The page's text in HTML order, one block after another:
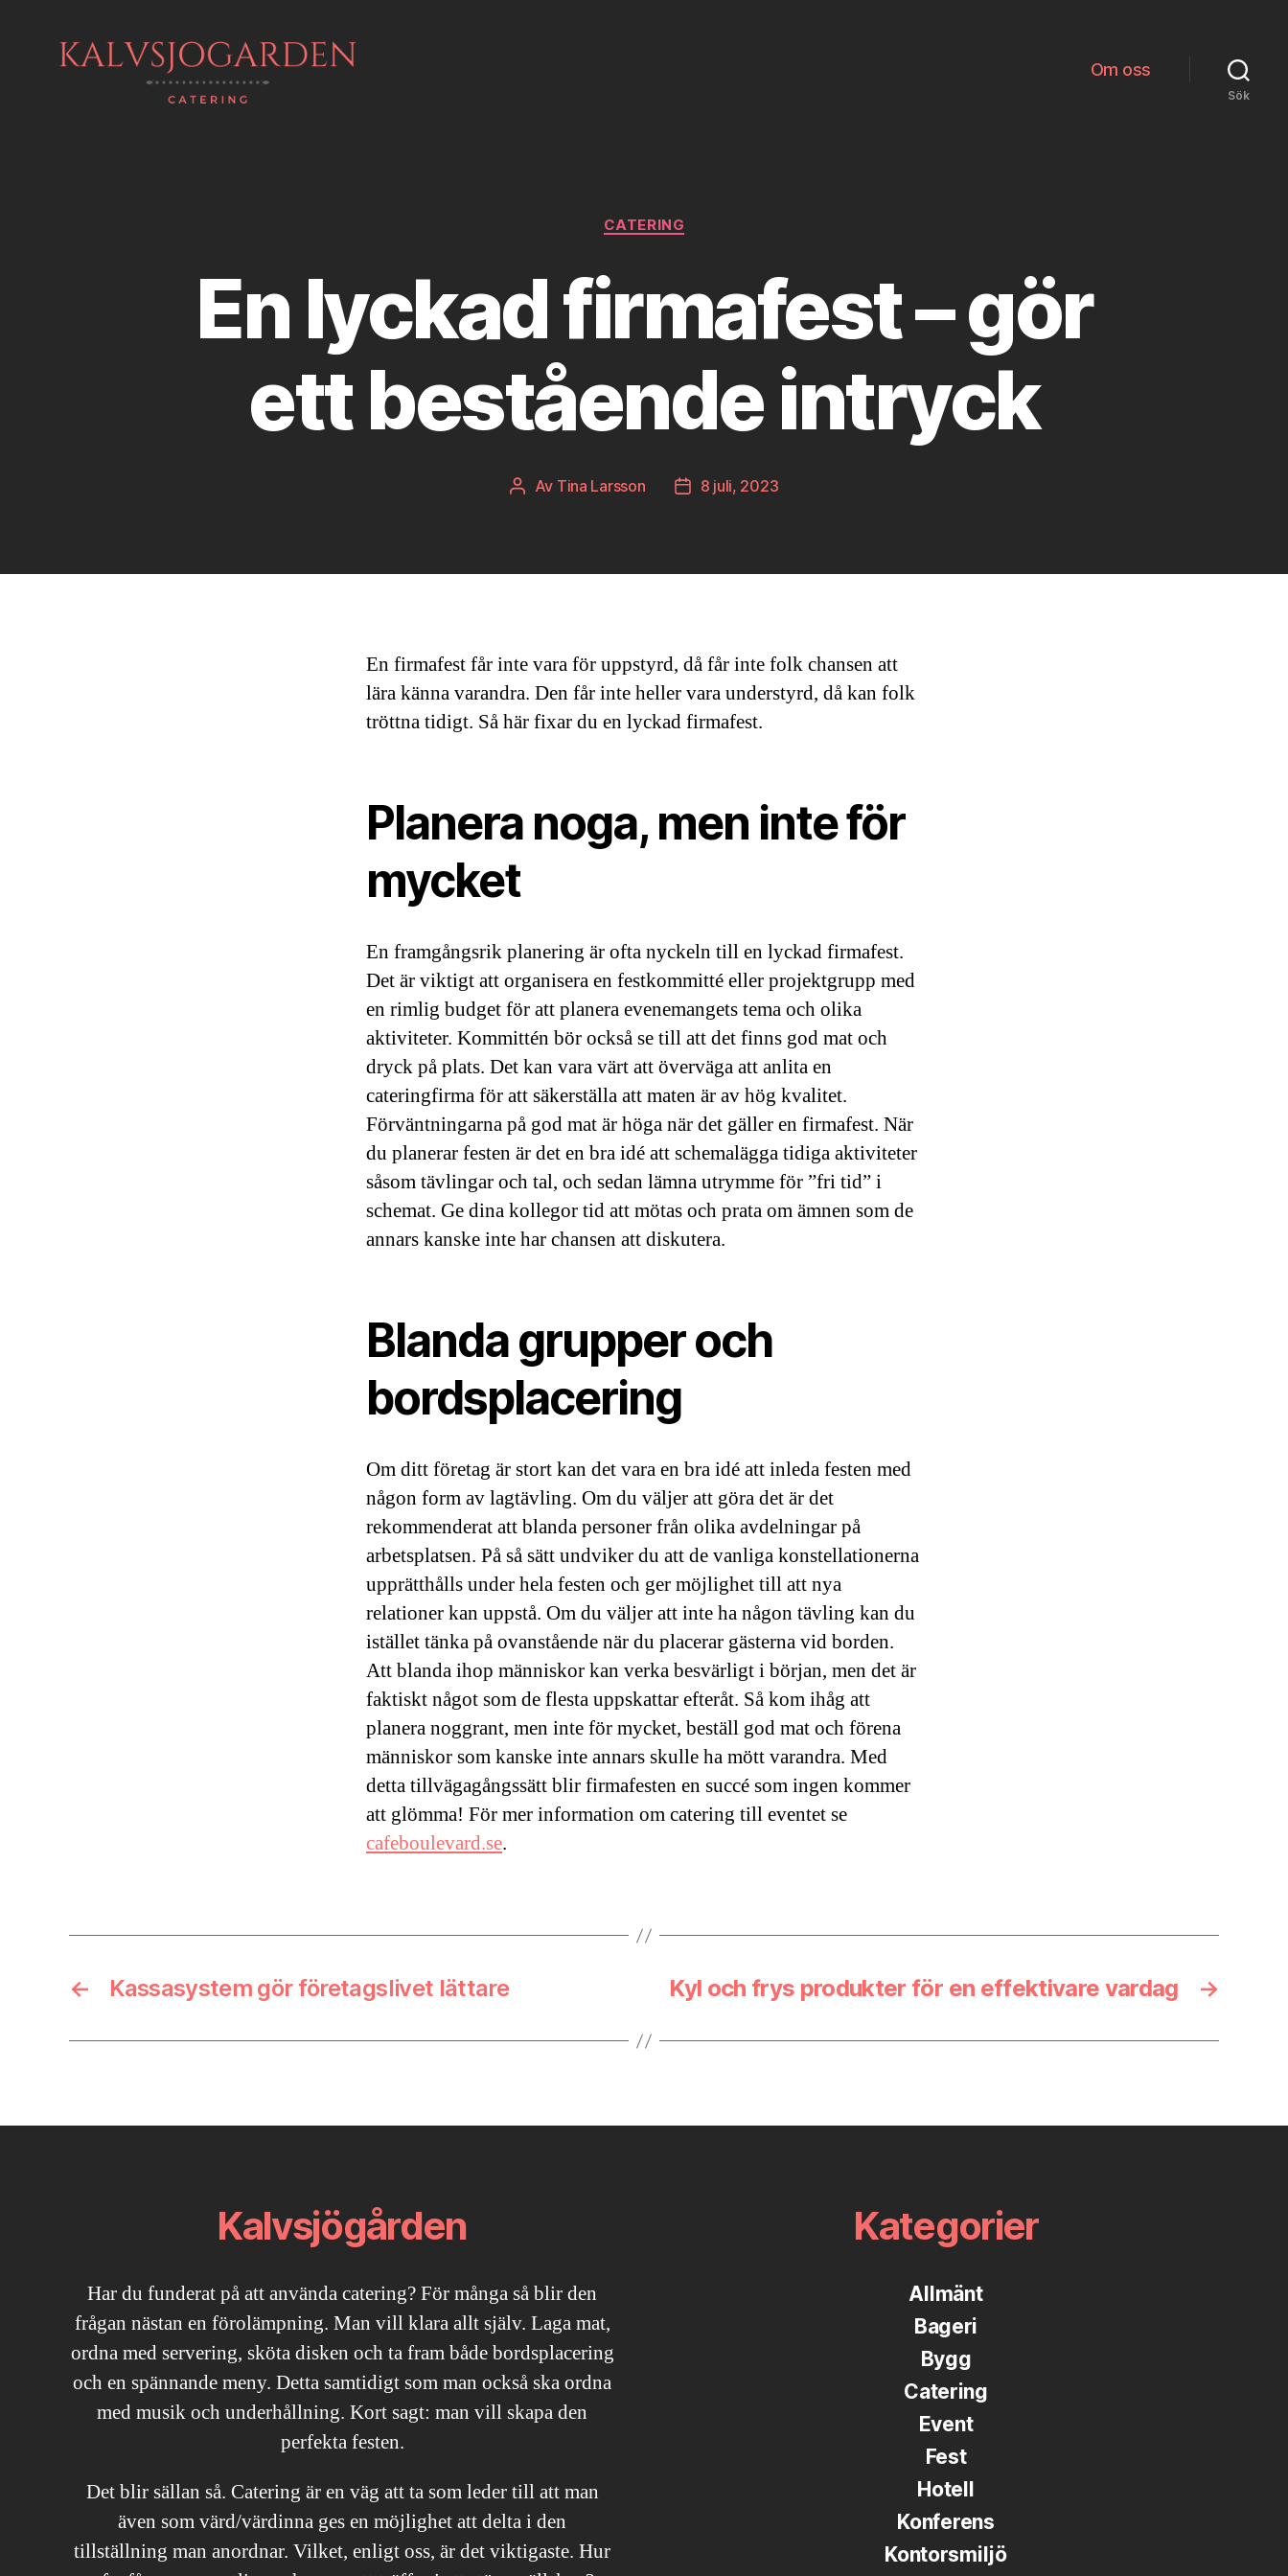
Om oss
Sök
Kategorier
CATERING
En lyckad firmafest – gör
ett bestående intryck
Inläggsförfattare
Av Tina Larsson Inläggsdatum
8 juli, 2023
En firmafest får inte vara för uppstyrd, då får inte folk chansen att
lära känna varandra. Den får inte heller vara understyrd, då kan folk
tröttna tidigt. Så här fixar du en lyckad firmafest.
Planera noga, men inte för
mycket
En framgångsrik planering är ofta nyckeln till en lyckad firmafest.
Det är viktigt att organisera en festkommitté eller projektgrupp med
en rimlig budget för att planera evenemangets tema och olika
aktiviteter. Kommittén bör också se till att det finns god mat och
dryck på plats. Det kan vara värt att överväga att anlita en
cateringfirma för att säkerställa att maten är av hög kvalitet.
Förväntningarna på god mat är höga när det gäller en firmafest. När
du planerar festen är det en bra idé att schemalägga tidiga aktiviteter
såsom tävlingar och tal, och sedan lämna utrymme för ”fri tid” i
schemat. Ge dina kollegor tid att mötas och prata om ämnen som de
annars kanske inte har chansen att diskutera.
Blanda grupper och
bordsplacering
Om ditt företag är stort kan det vara en bra idé att inleda festen med
någon form av lagtävling. Om du väljer att göra det är det
rekommenderat att blanda personer från olika avdelningar på
arbetsplatsen. På så sätt undviker du att de vanliga konstellationerna
upprätthålls under hela festen och ger möjlighet till att nya
relationer kan uppstå. Om du väljer att inte ha någon tävling kan du
istället tänka på ovanstående när du placerar gästerna vid borden.
Att blanda ihop människor kan verka besvärligt i början, men det är
faktiskt något som de flesta uppskattar efteråt. Så kom ihåg att
planera noggrant, men inte för mycket, beställ god mat och förena
människor som kanske inte annars skulle ha mött varandra. Med
detta tillvägagångssätt blir firmafesten en succé som ingen kommer
att glömma! För mer information om catering till eventet se
cafeboulevard.se.
← Kassasystem gör företagslivet lättare →
Kyl och frys produkter för en effektivare vardag
Kalvsjögården
Har du funderat på att använda catering? För många så blir den
frågan nästan en förolämpning. Man vill klara allt själv. Laga mat,
ordna med servering, sköta disken och ta fram både bordsplacering
och en spännande meny. Detta samtidigt som man också ska ordna
med musik och underhållning. Kort sagt: man vill skapa den
perfekta festen.
Det blir sällan så. Catering är en väg att ta som leder till att man
även som värd/värdinna ges en möjlighet att delta i den
tillställning man anordnar. Vilket, enligt oss, är det viktigaste. Hur
Kategorier
Allmänt
Bageri
Bygg
Catering
Event
Fest
Hotell
Konferens
Kontorsmiljö